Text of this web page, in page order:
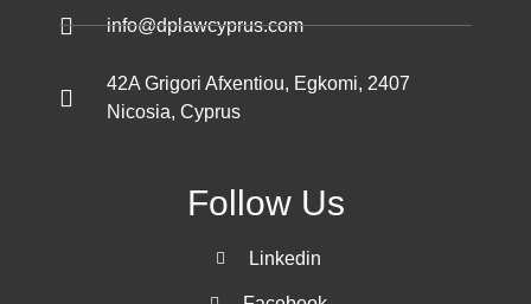
info@dplawcyprus.com
42A Grigori Afxentiou, Egkomi, 2407
Nicosia, Cyprus
Follow Us
Linkedin